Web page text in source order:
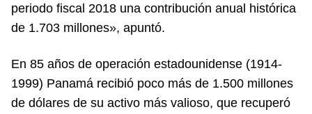
periodo fiscal 2018 una contribución anual histórica
de 1.703 millones», apuntó.
En 85 años de operación estadounidense (1914-
1999) Panamá recibió poco más de 1.500 millones
de dólares de su activo más valioso, que recuperó